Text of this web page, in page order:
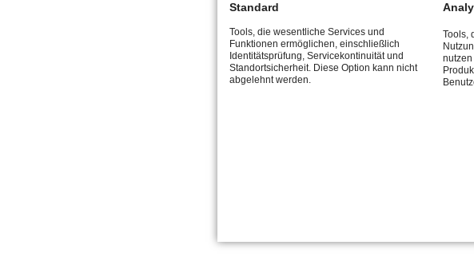
Standard
Tools, die wesentliche Services und
Funktionen ermöglichen, einschließlich
Identitätsprüfung, Servicekontinuität und
Standortsicherheit. Diese Option kann nicht
abgelehnt werden.
Tools,